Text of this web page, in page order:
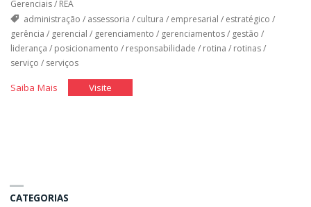
Gerenciais/ REA
administração / assessoria / cultura / empresarial / estratégico /
gerência / gerencial / gerenciamento / gerenciamentos/ gestão /
liderança / posicionamento / responsabilidade / rotina / rotinas/
serviço / serviços
Saiba Mais"Gerenciamento
Visite"Gerenciamento
CATEGORIAS